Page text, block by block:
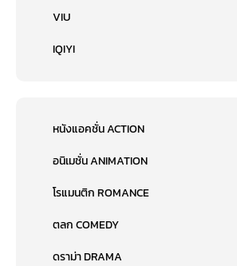
VIU
IQIYI
หนังแอคชั่น ACTION
อนิเมชั่น ANIMATION
โรแมนติก ROMANCE
ตลก COMEDY
ดราม่า DRAMA